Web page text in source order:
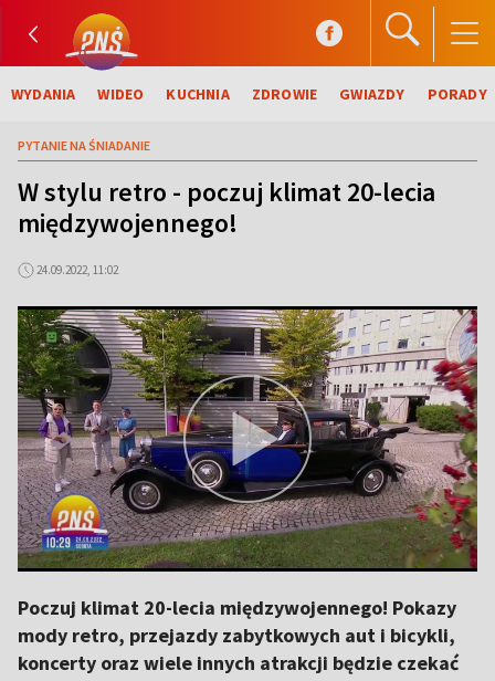
WYDANIA WIDEO KUCHNIA ZDROWIE GWIAZDY PORADY
PYTANIE NA ŚNIADANIE
W stylu retro - poczuj klimat 20-lecia
międzywojennego!
24.09.2022, 11:02
Poczuj klimat 20-lecia międzywojennego! Pokazy
mody retro, przejazdy zabytkowych aut i bicykli,
koncerty oraz wiele innych atrakcji będzie czekać